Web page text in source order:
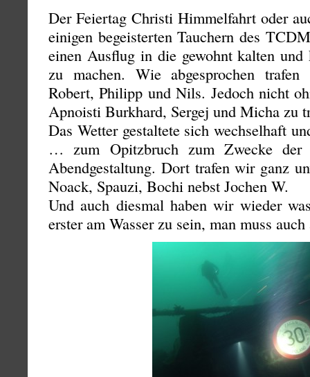
Der Feiertag Christi Himmelfahrt oder
einigen begeisterten Tauchern des
einen Ausflug in die gewohnt kalten
zu machen. Wie abgesprochen
Robert, Philipp und Nils. Jedoch nicht
Apnoisti Burkhard, Sergej und Micha zu
Das Wetter gestaltete sich wechselhaft
… zum Opitzbruch zum Zwecke der
Abendgestaltung. Dort trafen wir ganz
Noack, Spauzi, Bochi nebst Jochen W.
Und auch diesmal haben wir wieder
erster am Wasser zu sein, man muss